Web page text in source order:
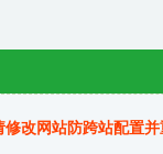
改网站防跨站配置